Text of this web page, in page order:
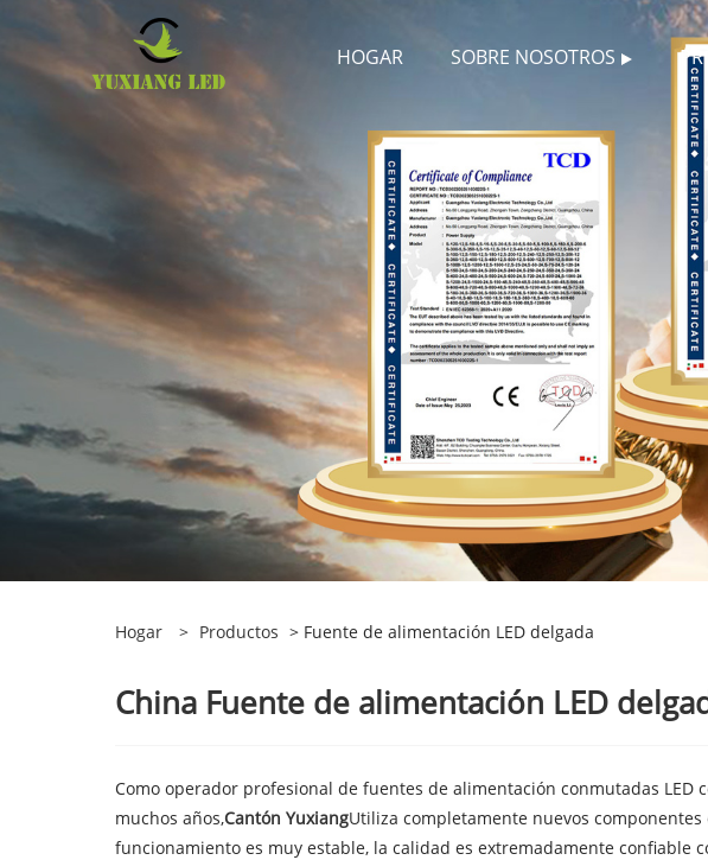
HOGAR SOBRE NOSOTROS
Hogar > Productos > Fuente de alimentación LED delgada
China Fuente de alimentación LED
Como operador profesional de fuentes de alimentación conmutadas
muchos años,Cantón YuxiangUtiliza completamente nuevos
funcionamiento es muy estable, la calidad es extremadamente confiable